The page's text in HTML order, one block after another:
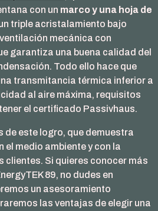
con un marco y una hoja de
triple acristalamiento bajo
mecánica con
garantiza una buena calidad del
Todo ello hace que
transmitancia térmica inferior a
al aire máxima, requisitos
el certificado Passivhaus.
de este logro, que demuestra
medio ambiente y con la
Si quieres conocer más
89, no dudes en
un asesoramiento
las ventajas de elegir una